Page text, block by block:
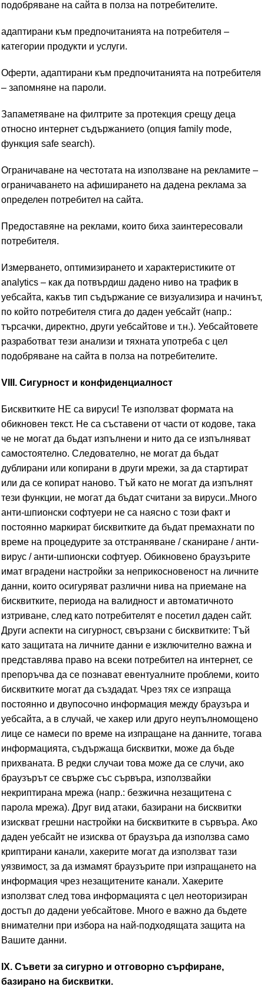
подобряване на сайта в полза на потребителите.
адаптирани към предпочитанията на потребителя –
категории продукти и услуги.
Оферти, адаптирани към предпочитанията на потребителя
– запомняне на пароли.
Запаметяване на филтрите за протекция срещу деца
относно интернет съдържанието (опция family mode,
функция safe search).
Ограничаване на честотата на използване на рекламите –
ограничаването на афиширането на дадена реклама за
определен потребител на сайта.
Предоставяне на реклами, които биха заинтересовали
потребителя.
Измерването, оптимизирането и характеристиките от
analytics – как да потвърдиш дадено ниво на трафик в
уебсайта, какъв тип съдържание се визуализира и начинът,
по който потребителя стига до даден уебсайт (напр.:
търсачки, директно, други уебсайтове и т.н.). Уебсайтовете
разработват тези анализи и тяхната употреба с цел
подобряване на сайта в полза на потребителите.
VIII. Сигурност и конфиденциалност
Бисквитките НЕ са вируси! Те използват формата на
обикновен текст. Не са съставени от части от кодове, така
че не могат да бъдат изпълнени и нито да се изпълняват
самостоятелно. Следователно, не могат да бъдат
дублирани или копирани в други мрежи, за да стартират
или да се копират наново. Тъй като не могат да изпълнят
тези функции, не могат да бъдат считани за вируси..Много
анти-шпионски софтуери не са наясно с този факт и
постоянно маркират бисквитките да бъдат премахнати по
време на процедурите за отстраняване / сканиране / анти-
вирус / анти-шпионски софтуер. Обикновено браузърите
имат вградени настройки за неприкосновеност на личните
данни, които осигуряват различни нива на приемане на
бисквитките, периода на валидност и автоматичното
изтриване, след като потребителят е посетил даден сайт.
Други аспекти на сигурност, свързани с бисквитките: Тъй
като защитата на личните данни е изключително важна и
представлява право на всеки потребител на интернет, се
препоръчва да се познават евентуалните проблеми, които
бисквитките могат да създадат. Чрез тях се изпраща
постоянно и двупосочно информация между браузъра и
уебсайта, а в случай, че хакер или друго неупълномощено
лице се намеси по време на изпращане на данните, тогава
информацията, съдържаща бисквитки, може да бъде
прихваната. В редки случаи това може да се случи, ако
браузърът се свърже със сървъра, използвайки
некриптирана мрежа (напр.: безжична незащитена с
парола мрежа). Друг вид атаки, базирани на бисквитки
изискват грешни настройки на бисквитките в сървъра. Ако
даден уебсайт не изисква от браузъра да използва само
криптирани канали, хакерите могат да използват тази
уязвимост, за да измамят браузърите при изпращането на
информация чрез незащитените канали. Хакерите
използват след това информацията с цел неоторизиран
достъп до дадени уебсайтове. Много е важно да бъдете
внимателни при избора на най-подходящата защита на
Вашите данни.
IX. Съвети за сигурно и отговорно сърфиране,
базирано на бисквитки.